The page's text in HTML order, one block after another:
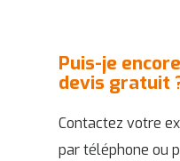
Puis-je
devis gratuit
Contactez votre
par téléphone ou